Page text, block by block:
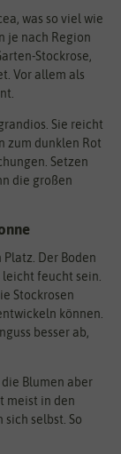
was so viel wie
je nach Region
Stockrose,
Vor allem als
Sie reicht
zum dunklen Rot
Setzen
die großen
Der Boden
feucht sein.
Stockrosen
können.
besser ab,
Blumen aber
meist in den
selbst. So